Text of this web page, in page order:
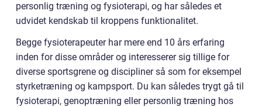
personlig træning og fysioterapi, og har således et
udvidet kendskab til kroppens funktionalitet.
Begge fysioterapeuter har mere end 10 års erfaring
inden for disse områder og interesserer sig tillige for
diverse sportsgrene og discipliner så som for eksempel
styrketræning og kampsport. Du kan således trygt gå til
fysioterapi, genoptræning eller personlig træning hos